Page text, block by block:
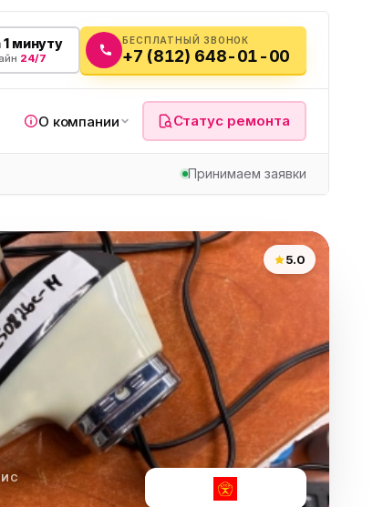
1 минуту
24/7
БЕСПЛАТНЫЙ ЗВОНОК
+7 (812) 648-01-00
О компании Статус ремонта
Принимаем заявки
5.0